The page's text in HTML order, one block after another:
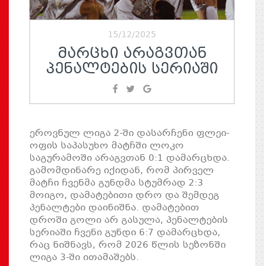
15/12/2025
ᲛᲐᲠᲪᲮᲘ ᲐᲠᲐᲒᲕᲗᲐᲜ
ᲞᲔᲜᲐᲚᲢᲔᲑᲘᲡ ᲡᲔᲠᲘᲐᲨᲘ
ეროვნულ ლიგა 2-ში დასარჩენი ფლეი-
ოფის საპასუხო მატჩში ლოკო
საგურამოში არაგვთან 0:1 დამარცხდა.
გამომდინარე იქიდან, რომ პირველ
მატჩი ჩვენმა გუნდმა სტუმრად 2:3
მოიგო, დამატებითი დრო და შემდეგ
პენალტები დაინიშნა. დამატებით
დროში გოლი არ გასულა, პენალტების
სერიაში ჩვენი გუნდი 6:7 დამარცხდა,
რაც ნიშნავს, რომ 2026 წლის სეზონში
ლიგა 3-ში ითამაშებს.